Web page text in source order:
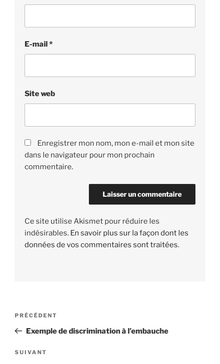
E-mail*
Site web
Enregistrer mon nom, mon e-mail et mon site
dans le navigateur pour mon prochain
commentaire.
Ce site utilise Akismet pour réduire les
indésirables. En savoir plus sur la façon dont les
données de vos commentaires sont traitées.
Navigation
l’article
Article
précédent
PRÉCÉDENT
Exemple de discrimination à l’embauche
Article
SUIVANT